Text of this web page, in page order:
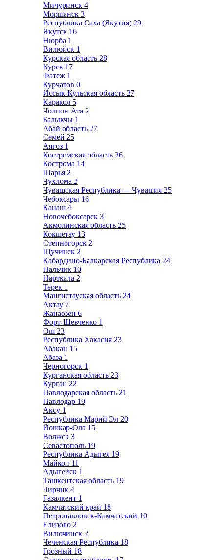
Мичуринск 4
Моршанск 3
Республика Саха (Якутия) 29
Якутск 16
Нюрба 1
Вилюйск 1
Курская область 28
Курск 17
Фатеж 1
Курчатов 0
Иссык-Кульская область 27
Каракол 5
Чолпон-Ата 2
Балыкчы 1
Абай область 27
Семей 25
Аягоз 1
Костромская область 26
Кострома 14
Шарья 2
Чухлома 2
Чувашская Республика — Чувашия 25
Чебоксары 16
Канаш 4
Новочебоксарск 3
Акмолинская область 25
Кокшетау 13
Степногорск 2
Щучинск 2
Кабардино-Балкарская Республика 24
Нальчик 10
Нарткала 2
Терек 1
Мангистауская область 24
Актау 7
Жанаозен 6
Форт-Шевченко 1
Ош 23
Республика Хакасия 23
Абакан 15
Абаза 1
Черногорск 1
Курганская область 23
Курган 22
Павлодарская область 21
Павлодар 19
Аксу 1
Республика Марий Эл 20
Йошкар-Ола 15
Волжск 3
Севастополь 19
Республика Адыгея 19
Майкоп 11
Адыгейск 1
Ташкентская область 19
Чирчик 4
Газалкент 1
Камчатский край 18
Петропавловск-Камчатский 10
Елизово 2
Вилючинск 2
Чеченская Республика 18
Грозный 18